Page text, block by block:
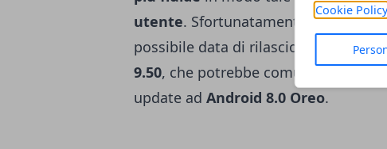
Cookie Policy
utente. Sfortunatamente non sono
possibile data di rilascio del nuovo
9.50, che potrebbe comunque
update ad Android 8.0 Oreo.